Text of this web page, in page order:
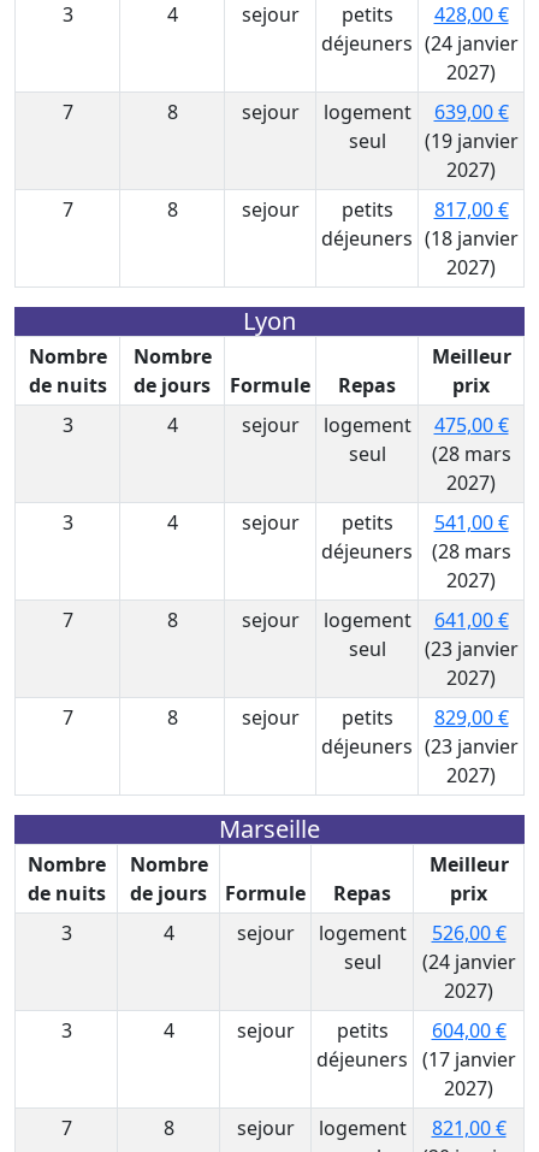
3
4 sejour
petits
déjeuners
428,00 €
(24 janvier
2027)
7
8 sejour
logement
seul
639,00 €
(19 janvier
2027)
7
8 sejour
petits
déjeuners
817,00 €
(18 janvier
2027)
Lyon
Nombre
de nuits
Nombre
de jours
Formule Repas
Meilleur
prix
3
4 sejour
logement
seul
475,00 €
(28 mars
2027)
3
4 sejour
petits
déjeuners
541,00 €
(28 mars
2027)
7
8 sejour
logement
seul
641,00 €
(23 janvier
2027)
7
8 sejour
petits
déjeuners
829,00 €
(23 janvier
2027)
Marseille
Nombre
de nuits
Nombre
de jours
Formule Repas
Meilleur
prix
3
4 sejour
logement
seul
526,00 €
(24 janvier
2027)
3
4 sejour
petits
déjeuners
604,00 €
(17 janvier
2027)
7
8 sejour
logement
821,00 €